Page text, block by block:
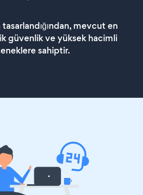
mevcut en
güvenlik ve yüksek hacimli
sahiptir.